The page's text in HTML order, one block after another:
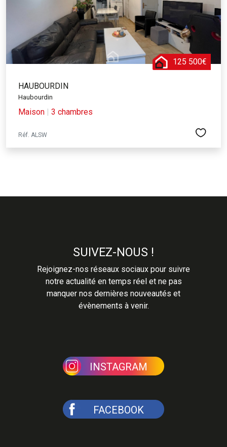
125 500€
HAUBOURDIN
Haubourdin
Maison | 3 chambres
Réf. ALSW
SUIVEZ-NOUS !
Rejoignez-nos réseaux sociaux pour suivre
notre actualité en temps réel et ne pas
manquer nos dernières nouveautés et
évènements à venir.
INSTAGRAM
FACEBOOK